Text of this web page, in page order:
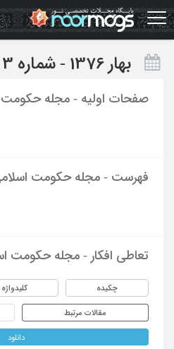
Skip
to
main
بهار 1376 - شماره 3
صفحات اولیه - مجله حکومت
فهرست - مجله حکومت
تعاطی افکار - مجله حکومت
چکیده کلیدواژه
مقالات مرتبط
دانلود